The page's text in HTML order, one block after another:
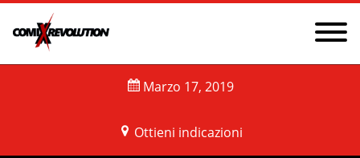
PRIVACY POLICY AND COOKIES
Marzo 17, 2019
Ottieni indicazioni